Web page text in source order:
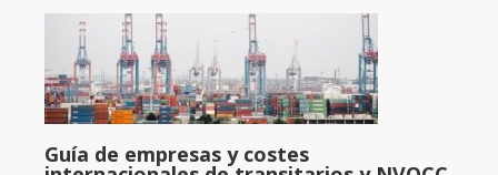
Guía de empresas y costes